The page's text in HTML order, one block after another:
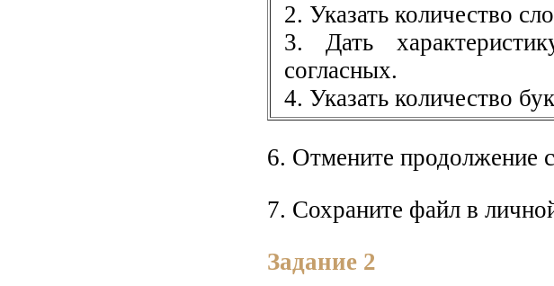
2. Указать количество
3. Дать
согласных.
4. Указать количество
6. Отмените продолжение
7. Сохраните файл в
Задание 2